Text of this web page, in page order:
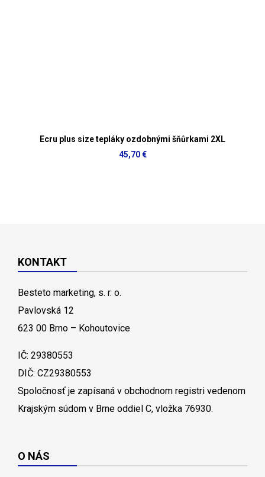
Ecru plus size tepláky ozdobnými šňůrkami 2XL
45,70 €
KONTAKT
Besteto marketing, s. r. o.
Pavlovská 12
623 00 Brno – Kohoutovice
IČ: 29380553
DIČ: CZ29380553
Spoločnosť je zapísaná v obchodnom registri vedenom
Krajským súdom v Brne oddiel C, vložka 76930.
O NÁS